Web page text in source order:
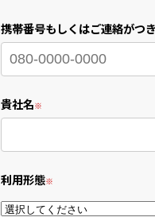
携帯番号もしくはご連絡がつ
貴社名
利用形態